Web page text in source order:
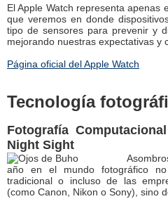
El Apple Watch representa apenas
que veremos en donde
tipo de sensores para prevenir y
mejorando nuestras expectativas y
Página oficial del Apple Watch
Tecnología
Fotografía
Night Sight
año en el mundo fotográfico
tradicional o incluso de las
(como Canon, Nikon o Sony), sino